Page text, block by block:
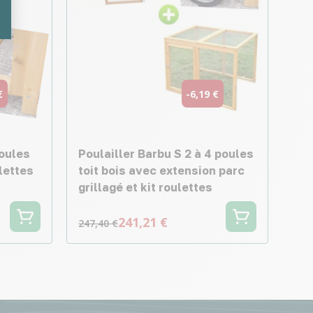
-6,19 €
Poulailler Barbu S 2 à 4 poules
toit bois avec extension parc
grillagé et kit roulettes
247,40 €241,21 €